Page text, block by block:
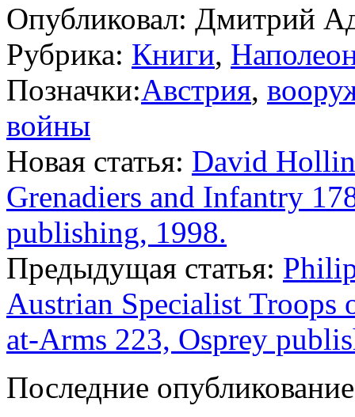
Опубликовал: Дмитрий
Рубрика: Книги,
Позначки:Австрия,
войны
Новая статья: David
Grenadiers and Infantry
publishing, 1998.
Предыдущая статья:
Austrian Specialist
at-Arms 223, Osprey
Последние